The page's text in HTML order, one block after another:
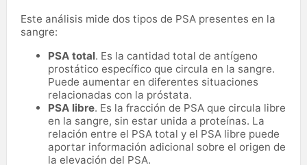
Este análisis mide dos tipos de PSA presentes en la
sangre:
PSA total. Es la cantidad total de antígeno
prostático específico que circula en la sangre.
Puede aumentar en diferentes situaciones
relacionadas con la próstata.
PSA libre. Es la fracción de PSA que circula libre
en la sangre, sin estar unida a proteínas. La
relación entre el PSA total y el PSA libre puede
aportar información adicional sobre el origen de
la elevación del PSA.